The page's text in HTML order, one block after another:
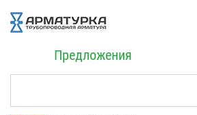
Предложения